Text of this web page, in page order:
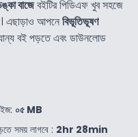
বাজেবইটির পিডিএফ খুব সহজে
এছাড়াও আপনেবিভূতিভূষণ
বই পড়তে এবং ডাউনলোড
০৫ MB
সময় লাগবে : 2hr 28min